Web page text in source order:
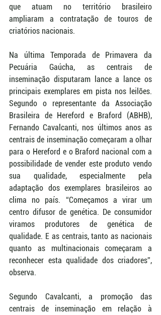
que atuam no território brasileiro
ampliaram a contratação de touros de
criatórios nacionais.
Na última Temporada de Primavera da
Pecuária Gaúcha, as centrais de
inseminação disputaram lance a lance os
principais exemplares em pista nos leilões.
Segundo o representante da Associação
Brasileira de Hereford e Braford (ABHB),
Fernando Cavalcanti, nos últimos anos as
centrais de inseminação começaram a olhar
para o Hereford e o Braford nacional com a
possibilidade de vender este produto vendo
sua qualidade, especialmente pela
adaptação dos exemplares brasileiros ao
clima no país. “Começamos a virar um
centro difusor de genética. De consumidor
viramos produtores de genética de
qualidade. E as centrais, tanto as nacionais
quanto as multinacionais começaram a
reconhecer esta qualidade dos criadores”,
observa.
Segundo Cavalcanti, a promoção das
centrais de inseminação em relação à